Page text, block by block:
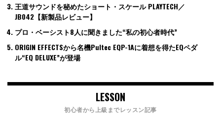
王道サウンドを秘めたショート・スケール PLAYTECH／
JB042【新製品レビュー】
プロ・ベーシスト8人に聞きました“私の初心者時代”
ORIGIN EFFECTSから名機Pultec EQP-1Aに着想を得たEQペダ
ル“EQ DELUXE”が登場
LESSON
初心者から上級までレッスン記事